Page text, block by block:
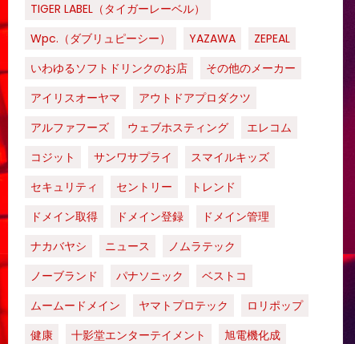
TIGER LABEL（タイガーレーベル）
Wpc.（ダブリュピーシー）
YAZAWA
ZEPEAL
いわゆるソフトドリンクのお店
その他のメーカー
アイリスオーヤマ
アウトドアプロダクツ
アルファフーズ
ウェブホスティング
エレコム
コジット
サンワサプライ
スマイルキッズ
セキュリティ
セントリー
トレンド
ドメイン取得
ドメイン登録
ドメイン管理
ナカバヤシ
ニュース
ノムラテック
ノーブランド
パナソニック
ベストコ
ムームードメイン
ヤマトプロテック
ロリポップ
健康
十影堂エンターテイメント
旭電機化成